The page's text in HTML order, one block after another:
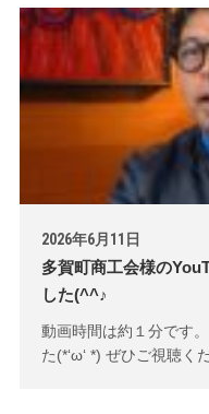
2026年6月11日
多賀町商工会様の
した(^^♪
動画時間は約１分です
た(*‘ω‘ *) ぜひご視聴く